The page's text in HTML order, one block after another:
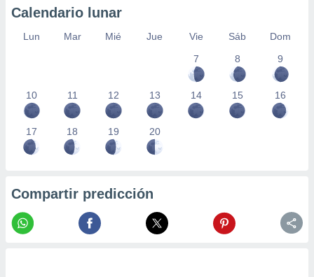
Calendario lunar
Lun Mar Mié Jue Vie Sáb
Dom
7
8 9
10 11 12 13 14 15 16
17 18 19 20
Compartir predicción